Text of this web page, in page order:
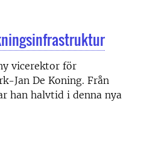
vicerektor för
Jan De Koning. Från
han halvtid i denna nya